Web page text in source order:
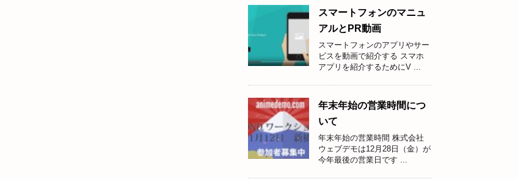
スマートフォンのマニュ
アルとPR動画
スマートフォンのアプリやサー
ビスを動画で紹介する スマホ
アプリを紹介するためにV ...
年末年始の営業時間につ
いて
年末年始の営業時間 株式会社
ウェブデモは12月28日（金）が
今年最後の営業日です ...